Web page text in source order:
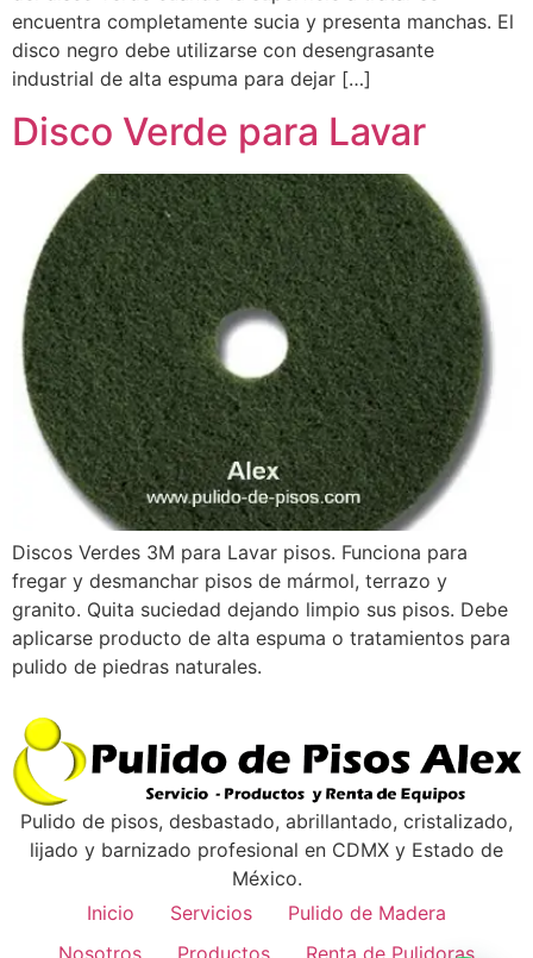
encuentra completamente sucia y presenta manchas. El
disco negro debe utilizarse con desengrasante
industrial de alta espuma para dejar […]
Disco Verde para Lavar
Discos Verdes 3M para Lavar pisos. Funciona para
fregar y desmanchar pisos de mármol, terrazo y
granito. Quita suciedad dejando limpio sus pisos. Debe
aplicarse producto de alta espuma o tratamientos para
pulido de piedras naturales.
Pulido de pisos, desbastado, abrillantado, cristalizado,
lijado y barnizado profesional en CDMX y Estado de
México.
Inicio
Servicios
Pulido de Madera